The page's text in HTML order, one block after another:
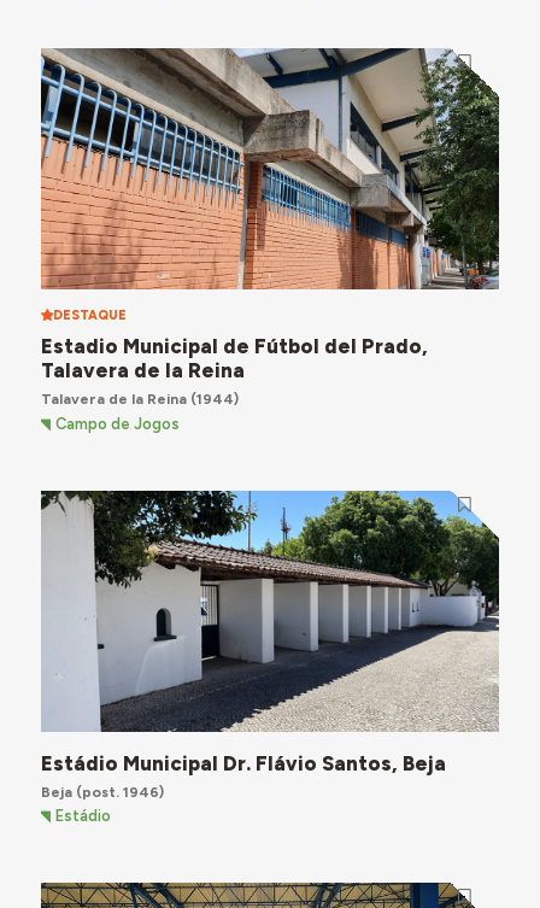
DESTAQUE
Estadio Municipal de Fútbol del Prado,
Talavera de la Reina
Talavera de la Reina(1944)
Campo de Jogos
Estádio Municipal Dr. Flávio Santos, Beja
Beja(post. 1946)
Estádio